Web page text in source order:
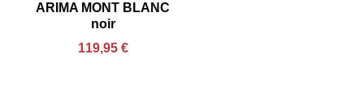
ARIMA MONT BLANC
noir
119,95 €